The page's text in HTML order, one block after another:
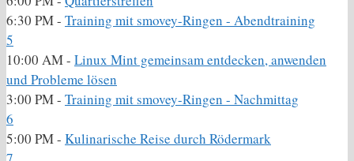
6:30 PM - Training mit smovey-Ringen - Abendtraining
5
10:00 AM - Linux Mint gemeinsam entdecken, anwenden
und Probleme lösen
3:00 PM - Training mit smovey-Ringen - Nachmittag
6
5:00 PM - Kulinarische Reise durch Rödermark